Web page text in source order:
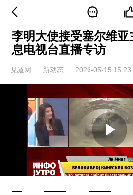
李明大使接受塞尔维亚
息电视台直播专访
见道网 新动态 2026-05-15 15:23